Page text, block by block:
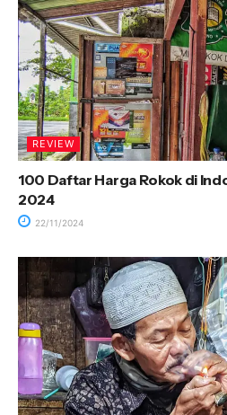
REVIEW
100 Daftar Harga Rokok di
2024
22/11/2024